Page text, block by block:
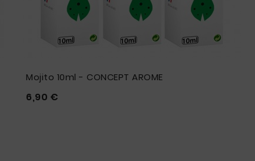
Mojito 10ml - CONCEPT AROME
 
6,90 €